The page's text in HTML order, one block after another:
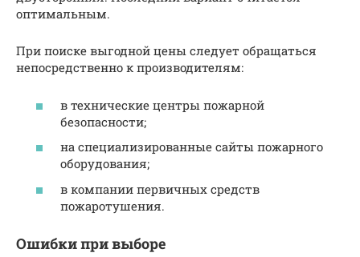
оптимальным.
При поиске выгодной цены следует обращаться
непосредственно к производителям:
в технические центры пожарной
безопасности;
на специализированные сайты пожарного
оборудования;
в компании первичных средств
пожаротушения.
Ошибки при выборе